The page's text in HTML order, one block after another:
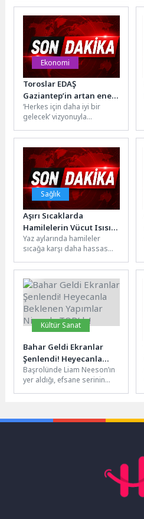
Miniatürk ve Dijital Deneyim
Müzesi ziyaretleriyle
vatandaşları...
Ekonomi
Toroslar EDAŞ
Gaziantep’in artan enerji
talebini yatırımlarıyla
karşılıyor
‘Herkes için daha iyi bir
gelecek’ vizyonuyla
Enerjisa Dağıtım
Şirketleri’nden Toroslar
EDAŞ, Gaziantep’teki...
Sağlık
Aşırı Sıcaklarda
Hamilelerin Vücut Isısını
Düşüren 9 Öneri
Yaz aylarında hamileler
sıcağa karşı daha hassas
üç ayında (12 hafta)...
Kültür Sanat
Bahar Geldi Ekranlar
Şenlendi! Heyecanla
Beklenen Yapımlar
Nisanda TOD’da!
Başrolünde Liam Neeson’ın
yer aldığı, efsane serinin